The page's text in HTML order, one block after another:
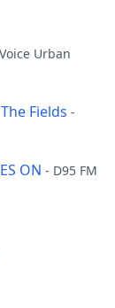
Urban
Fields -
ON - D95 FM